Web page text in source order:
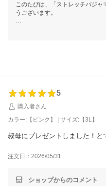
このたびは、「ストレッチパジ
うございます。
また、お母様のために再度お選
職員の方から「着せやすかった
上衣のみの販売につきましても
ていただきます。
なお、もしまだご覧になっていま
お気に召していただいたストレ
ため、肘からでも着脱しやすく、
内できましたら幸いです。
5
購入者さん
カラー:【ピンク】 | サイズ:【3L】
叔母にプレゼントしました！と
注文日：2026/05/31
ショップからのコメント